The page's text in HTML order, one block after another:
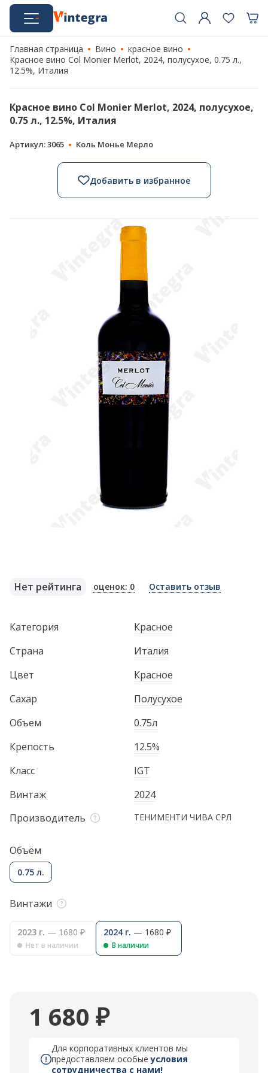
Главная страница Вино
красное вино
Красное вино Col Monier Merlot, 2024, полусухое, 0.75 л.,
12.5%, Италия
Красное вино Col Monier Merlot, 2024, полусухое,
0.75 л., 12.5%, Италия
Артикул: 3065 Коль Монье Мерло
Добавить в избранное
Нет рейтинга оценок: 0 Оставить отзыв
Категория
Красное
Страна
Италия
Цвет
Красное
Сахар
Полусухое
Объем
0.75л
Крепость
12.5%
Класс
IGT
Винтаж
2024
Производитель
ТЕНИМЕНТИ ЧИВА CРЛ
Объём
0.75 л.
Винтажи
2023 г. — 1680 ₽
Нет в наличии
2024 г. — 1680 ₽
В наличии
1 680 ₽
Для корпоративных клиентов мы
предоставляем особыеусловия
сотрудничества с нами!